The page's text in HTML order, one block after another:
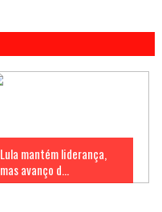
Lula mantém liderança,
mas avanço d...